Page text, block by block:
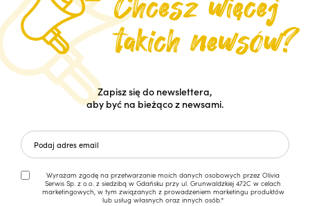
Zapisz się do newslettera,
aby być na bieżąco z newsami.
Wyrażam zgodę na przetwarzanie moich danych osobowych przez Olivia
Serwis Sp. z o.o. z siedzibą w Gdańsku przy ul. Grunwaldzkiej 472C w celach
marketingowych, w tym związanych z prowadzeniem marketingu produktów
lub usług własnych oraz innych osób.*